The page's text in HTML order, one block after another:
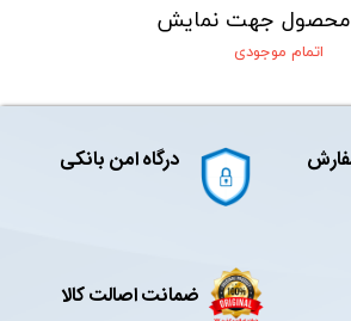
محصول جهت نمایش
اتمام موجودی
درگاه امن بانکی
ضمانت اصالت کالا